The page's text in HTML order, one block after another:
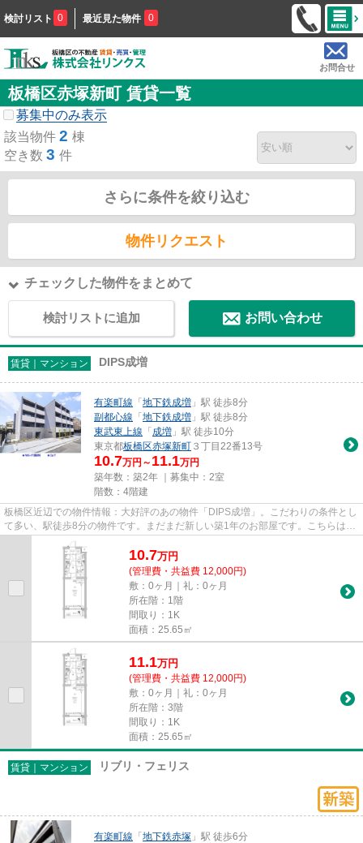
検討リスト 0 最近見た物件 0
お問合せ
板橋区赤塚新町 賃貸一覧
募集中のみ表示
該当物件 2 棟
空き数 3 件
さらに条件を絞り込む
物件リクエスト
チェックした物件をまとめて
検討リストに追加 お問い合わせ
賃貸｜マンション DIPS成増
有楽町線 「 地下鉄成増 」駅 徒歩8分
副都心線 「 地下鉄成増 」駅 徒歩8分
東武東上線 「 成増 」駅 徒歩10分
東京都板橋区赤塚新町 ３丁目22番13号
10.7万円～ 11.1万円
築年数：築2年 ｜募集中： 2室
階数：4階建
板橋区近辺での物件情報：大好評のあの物件「DIPS成増」。こだわりの条件とし
て多い、駅徒歩8分の物件です。まだまだ新しい築1年のお部屋です。こちらはマ
ンションタイプになります。...
10.7万円
(管理費・共益費 12,000円)
敷：0ヶ月｜礼：0ヶ月
所在階：1階
間取り：1K
面積：25.65㎡
11.1万円
(管理費・共益費 12,000円)
敷：0ヶ月｜礼：0ヶ月
所在階：3階
間取り：1K
面積：25.65㎡
賃貸｜マンション リブリ・フェリス
有楽町線 「 地下鉄赤塚 」駅 徒歩6分